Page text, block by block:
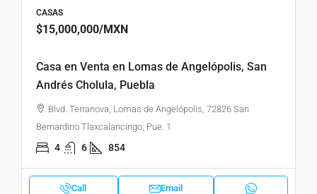
CASAS
$15,000,000/MXN
Casa en Venta en Lomas de Angelópolis, San
Andrés Cholula, Puebla
Blvd. Terranova, Lomas de Angelópolis, 72826 San
Bernardino Tlaxcalancingo, Pue. 1
4 6 854
Call Email